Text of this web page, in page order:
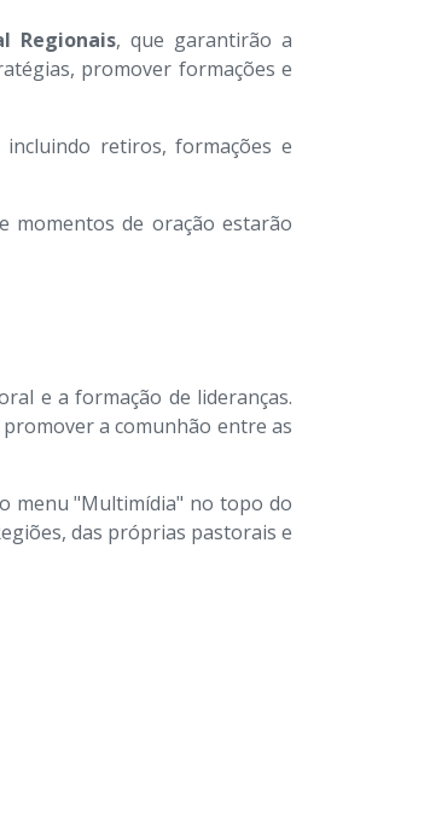
Regionais, que garantirão a
promover formações e
retiros, formações e
momentos de oração estarão
e a formação de lideranças.
a comunhão entre as
menu "Multimídia" no topo do
das próprias pastorais e